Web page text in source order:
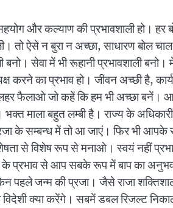
और कल्याण की प्रभावशाली हो। हर
तो ऐसे न बुरा न अच्छा, साधारण बोल
सेवा में भी रूहानी प्रभावशाली
करने का प्रभाव हो। जीवन अच्छी है,
लहर फैलाओ जो कहें कि हम भी अच्छा
माला बहुत लम्बी है। राज्य के
के सम्बन्ध में तो आ जाएं। फिर भी आपके
से विशेष रूप से मनाओ। स्वयं नहीं
के प्रभाव से आप सबके रूप में बाप का
पहले जन्म की प्रजा। जैसे राजा
विदेशी क्या करेंगे। सबमें डबल रिजल्ट